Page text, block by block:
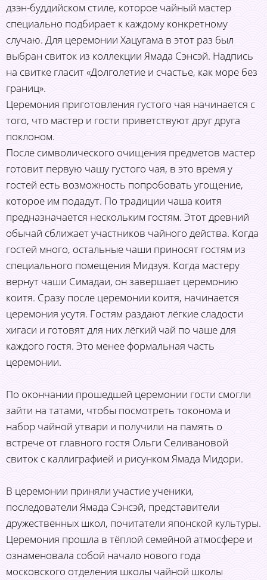
дзэн-буддийском стиле, которое чайный мастер
специально подбирает к каждому конкретному
случаю. Для церемонии Хацугама в этот раз был
выбран свиток из коллекции Ямада Сэнсэй. Надпись
на свитке гласит «Долголетие и счастье, как море без
границ».
Церемония приготовления густого чая начинается с
того, что мастер и гости приветствуют друг друга
поклоном.
После символического очищения предметов мастер
готовит первую чашу густого чая, в это время у
гостей есть возможность попробовать угощение,
которое им подадут. По традиции чаша коитя
предназначается нескольким гостям. Этот древний
обычай сближает участников чайного действа. Когда
гостей много, остальные чаши приносят гостям из
специального помещения Мидзуя. Когда мастеру
вернут чаши Симадаи, он завершает церемонию
коитя. Сразу после церемонии коитя, начинается
церемония усутя. Гостям раздают лёгкие сладости
хигаси и готовят для них лёгкий чай по чаше для
каждого гостя. Это менее формальная часть
церемонии.
По окончании прошедшей церемонии гости смогли
зайти на татами, чтобы посмотреть токонома и
набор чайной утвари и получили на память о
встрече от главного гостя Ольги Селивановой
свиток с каллиграфией и рисунком Ямада Мидори.
В церемонии приняли участие ученики,
последователи Ямада Сэнсэй, представители
дружественных школ, почитатели японской культуры.
Церемония прошла в тёплой семейной атмосфере и
ознаменовала собой начало нового года
московского отделения школы чайной школы